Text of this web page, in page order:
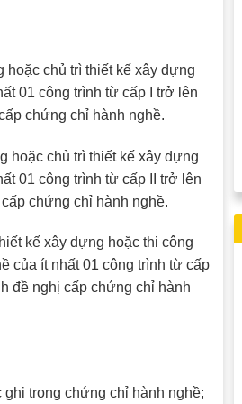
chủ trì thiết kế xây dựng
01 công trình từ cấp I trở lên
chứng chỉ hành nghề.
hoặc chủ trì thiết kế xây dựng
01 công trình từ cấp II trở lên
chứng chỉ hành nghề.
kế xây dựng hoặc thi công
của ít nhất 01 công trình từ cấp
đề nghị cấp chứng chỉ hành
trong chứng chỉ hành nghề;